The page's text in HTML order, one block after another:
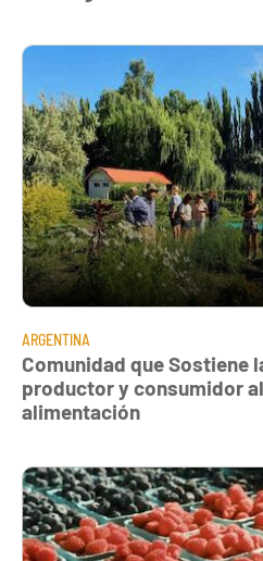
ARGENTINA
Comunidad que Sostiene
productor y consumidor
alimentación